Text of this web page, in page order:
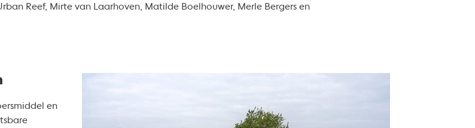
Reef, Mirte van Laarhoven, Matilde Boelhouwer, Merle Bergers en
en